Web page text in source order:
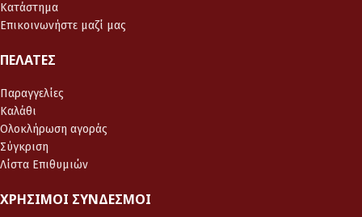
Κατάστημα
Επικοινωνήστε μαζί μας
ΠΕΛΆΤΕΣ
Παραγγελίες
Καλάθι
Ολοκλήρωση αγοράς
Σύγκριση
Λίστα Επιθυμιών
ΧΡΉΣΙΜΟΙ ΣΎΝΔΕΣΜΟΙ